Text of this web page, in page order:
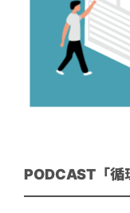
PODCAST「循